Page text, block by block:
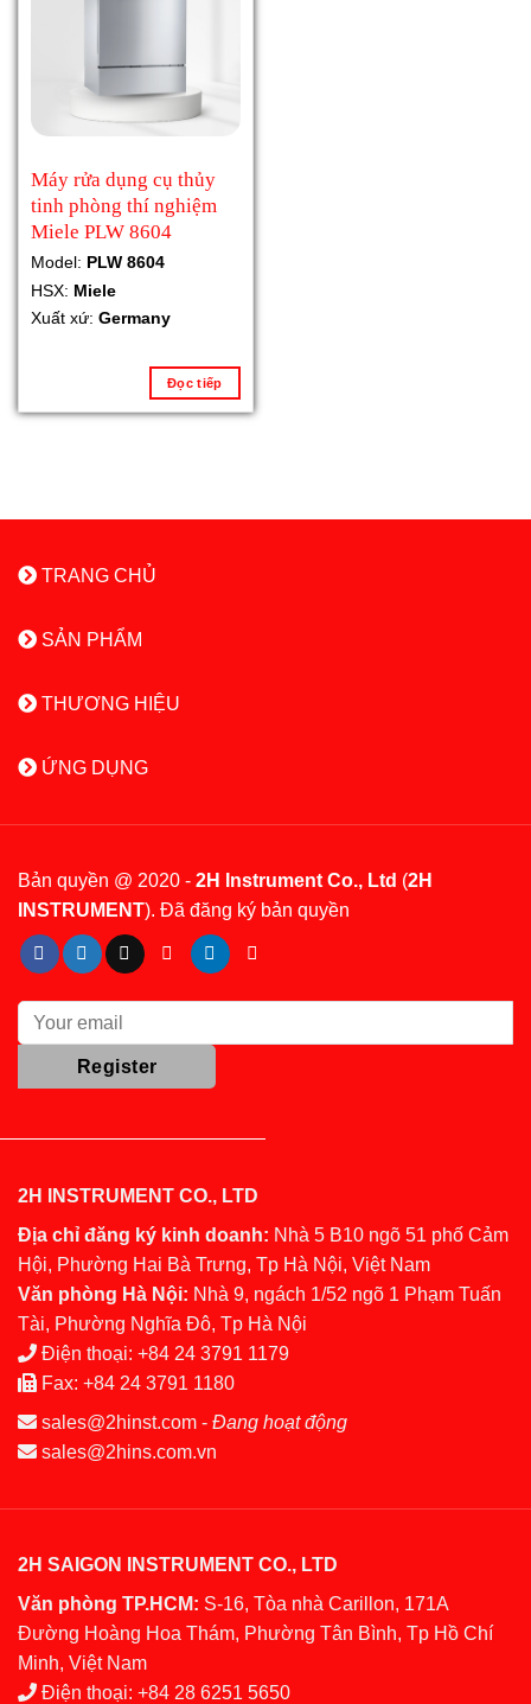
Máy rửa dụng cụ thủy
tinh phòng thí nghiệm
Miele PLW 8604
Model: PLW 8604
HSX: Miele
Xuất xứ: Germany
Đọc tiếp
TRANG CHỦ
SẢN PHẨM
THƯƠNG HIỆU
ỨNG DỤNG
Bản quyền @ 2020 - 2H Instrument Co., Ltd (2H
INSTRUMENT). Đã đăng ký bản quyền
2H INSTRUMENT CO., LTD
Địa chỉ đăng ký kinh doanh: Nhà 5 B10 ngõ 51 phố Cảm
Hội, Phường Hai Bà Trưng, Tp Hà Nội, Việt Nam
Văn phòng Hà Nội: Nhà 9, ngách 1/52 ngõ 1 Phạm Tuấn
Tài, Phường Nghĩa Đô, Tp Hà Nội
Điện thoại: +84 24 3791 1179
Fax: +84 24 3791 1180
sales@2hinst.com - Đang hoạt động
sales@2hins.com.vn
2H SAIGON INSTRUMENT CO., LTD
Văn phòng TP.HCM: S-16, Tòa nhà Carillon, 171A
Đường Hoàng Hoa Thám, Phường Tân Bình, Tp Hồ Chí
Minh, Việt Nam
Điện thoại: +84 28 6251 5650